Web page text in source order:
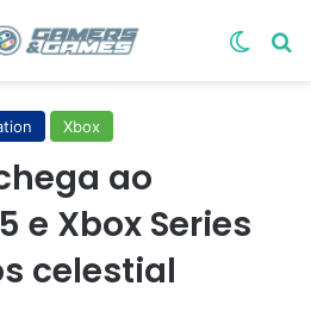
Xbox
ao
e Xbox Series
celestial